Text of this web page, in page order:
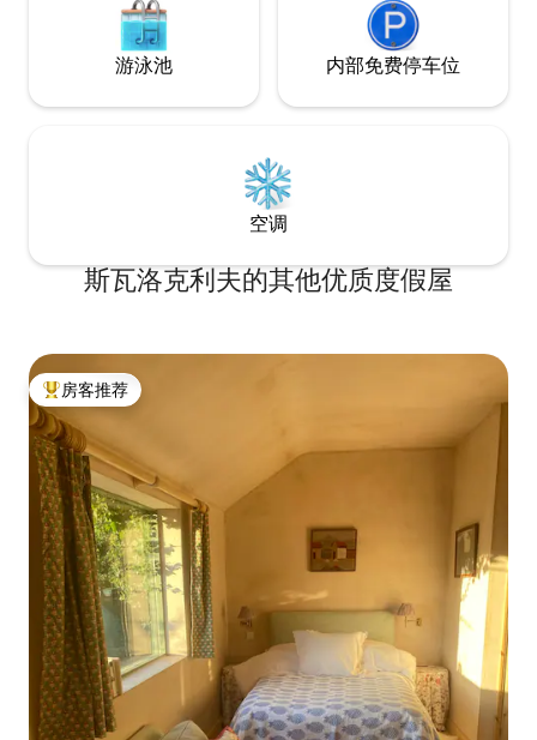
游泳池 内部免费停车位
空调
斯瓦洛克利夫的其他优质度假屋
热门「房客推荐」
房客推荐